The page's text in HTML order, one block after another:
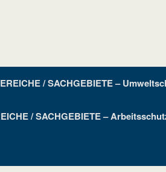
/ SACHGEBIETE –
/ SACHGEBIETE –